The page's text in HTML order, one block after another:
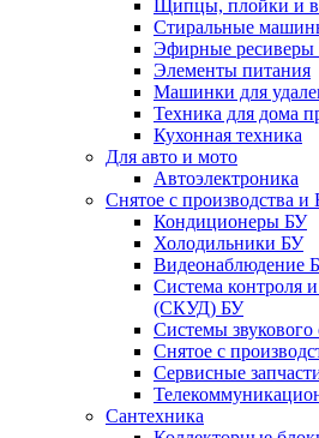
Щипцы, плойки и
Стиральные
Эфирные
Элементы питания
Машинки для
Техника для дома
Кухонная техника
Для авто и мото
Автоэлектроника
Снятое с производства и
Кондиционеры БУ
Холодильники БУ
Видеонаблюдение
Система контроля
(СКУД) БУ
Системы
Снятое с
Сервисные
Сантехника